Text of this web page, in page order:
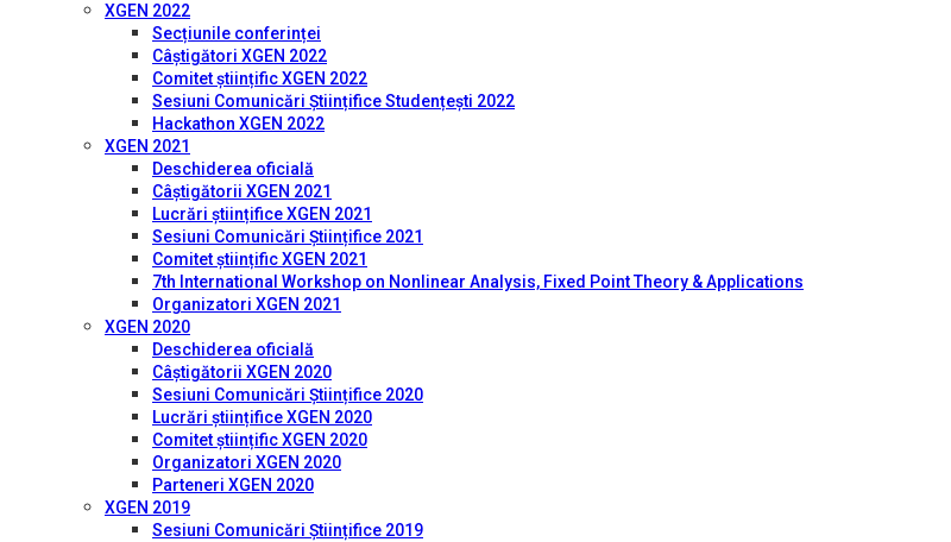
XGEN 2022
Secțiunile conferinței
Câștigători XGEN 2022
Comitet științific XGEN 2022
Sesiuni Comunicări Științifice Studențești 2022
Hackathon XGEN 2022
XGEN 2021
Deschiderea oficială
Câștigătorii XGEN 2021
Lucrări științifice XGEN 2021
Sesiuni Comunicări Științifice 2021
Comitet științific XGEN 2021
7th International Workshop on Nonlinear Analysis, Fixed Point Theory & Applications
Organizatori XGEN 2021
XGEN 2020
Deschiderea oficială
Câștigătorii XGEN 2020
Sesiuni Comunicări Științifice 2020
Lucrări științifice XGEN 2020
Comitet științific XGEN 2020
Organizatori XGEN 2020
Parteneri XGEN 2020
XGEN 2019
Sesiuni Comunicări Științifice 2019